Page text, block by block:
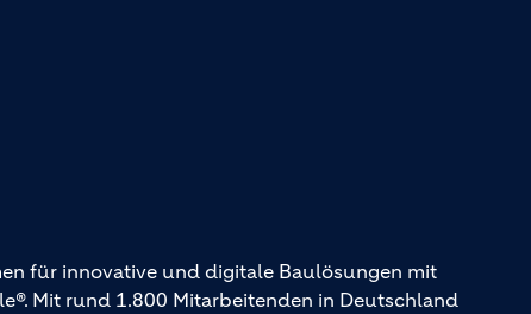
für innovative und digitale Baulösungen mit
Mit rund 1.800 Mitarbeitenden in Deutschland